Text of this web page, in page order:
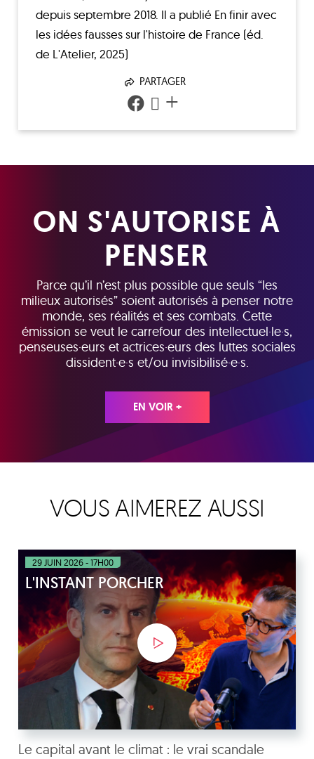
depuis septembre 2018. Il a publié En finir avec
les idées fausses sur l'histoire de France (éd.
de L'Atelier, 2025)
PARTAGER
+
ON S'AUTORISE À
PENSER
Parce qu’il n’est plus possible que seuls “les
milieux autorisés” soient autorisés à penser notre
monde, ses réalités et ses combats. Cette
émission se veut le carrefour des intellectuel·le·s,
penseuses·eurs et actrices·eurs des luttes sociales
dissident·e·s et/ou invisibilisé·e·s.
EN VOIR +
VOUS AIMEREZ AUSSI
29 JUIN 2026 - 17H00
L'INSTANT PORCHER
Le capital avant le climat : le vrai scandale